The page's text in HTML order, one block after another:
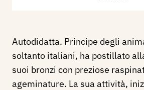
Autodidatta. Principe degli
soltanto italiani, ha postillato
suoi bronzi con preziose
ageminature. La sua attività,